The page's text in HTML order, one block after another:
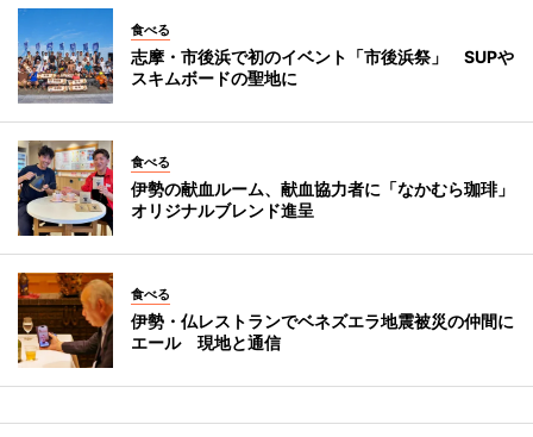
食べる
志摩・市後浜で初のイベント「市後浜祭」 SUPや
スキムボードの聖地に
食べる
伊勢の献血ルーム、献血協力者に「なかむら珈琲」
オリジナルブレンド進呈
食べる
伊勢・仏レストランでベネズエラ地震被災の仲間に
エール 現地と通信